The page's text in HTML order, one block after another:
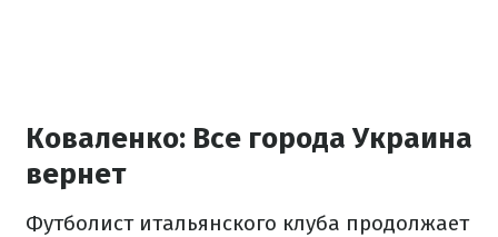
Коваленко: Все города Украина
вернет
Футболист итальянского клуба продолжает